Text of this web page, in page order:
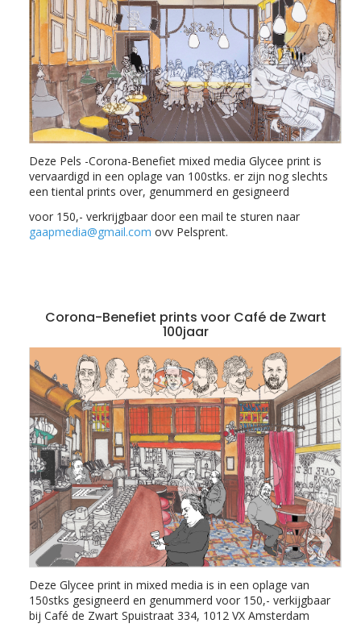
Deze Pels -Corona-Benefiet mixed media Glycee print is
vervaardigd in een oplage van 100stks. er zijn nog slechts
een tiental prints over, genummerd en gesigneerd
voor 150,- verkrijgbaar door een mail te sturen naar
gaapmedia@gmail.com ovv Pelsprent.
Corona-Benefiet prints voor Café de Zwart
100jaar
Deze Glycee print in mixed media is in een oplage van
150stks gesigneerd en genummerd voor 150,- verkijgbaar
bij Café de Zwart Spuistraat 334, 1012 VX Amsterdam